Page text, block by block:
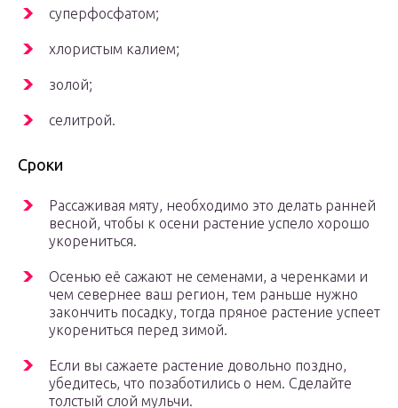
суперфосфатом;
хлористым калием;
золой;
селитрой.
Сроки
Рассаживая мяту, необходимо это делать ранней
весной, чтобы к осени растение успело хорошо
укорениться.
Осенью её сажают не семенами, а черенками и
чем севернее ваш регион, тем раньше нужно
закончить посадку, тогда пряное растение успеет
укорениться перед зимой.
Если вы сажаете растение довольно поздно,
убедитесь, что позаботились о нем. Сделайте
толстый слой мульчи.